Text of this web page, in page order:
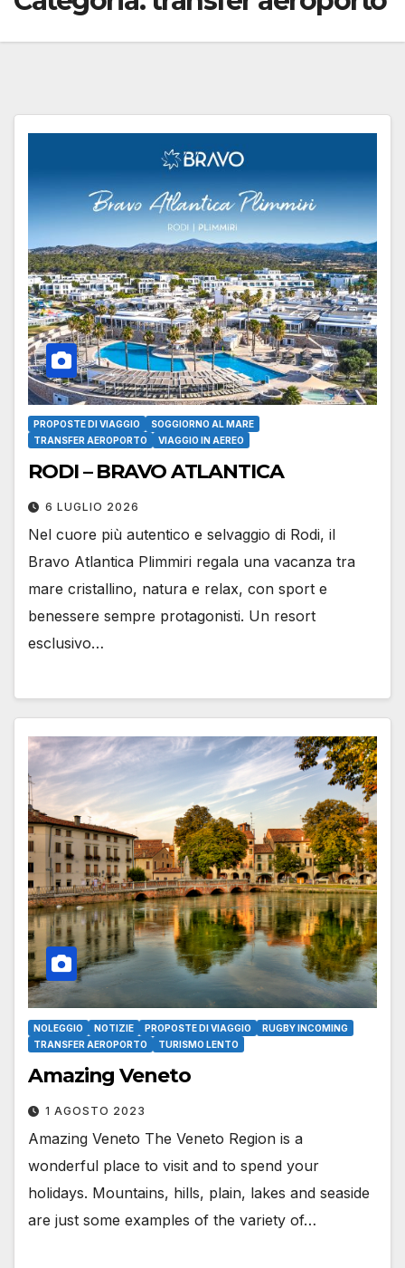
PROPOSTE DI VIAGGIO
SOGGIORNO AL MARE
TRANSFER AEROPORTO
VIAGGIO IN AEREO
RODI – BRAVO ATLANTICA
6 LUGLIO 2026
Nel cuore più autentico e selvaggio di Rodi, il
Bravo Atlantica Plimmiri regala una vacanza tra
mare cristallino, natura e relax, con sport e
benessere sempre protagonisti. Un resort
esclusivo…
NOLEGGIO NOTIZIE PROPOSTE DI VIAGGIO
RUGBY INCOMING
TRANSFER AEROPORTO
TURISMO LENTO
Amazing Veneto
1 AGOSTO 2023
Amazing Veneto The Veneto Region is a
wonderful place to visit and to spend your
holidays. Mountains, hills, plain, lakes and seaside
are just some examples of the variety of…